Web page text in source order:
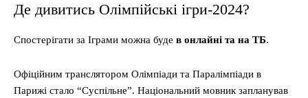
Де дивитись Олімпійські ігри-2024?
Спостерігати за Іграми можна буде в онлайні та на ТБ.
Офіційним транслятором Олімпіади та Паралімпіади в
Парижі стало “Суспільне”. Національний мовник запланував